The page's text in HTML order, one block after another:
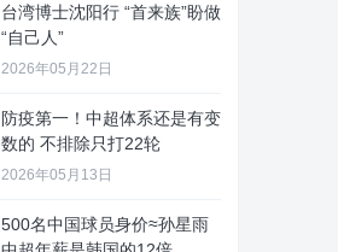
台湾博士沈阳行 “首来族”盼做
“自己人”
2026年05月22日
防疫第一！中超体系还是有变
数的 不排除只打22轮
2026年05月13日
500名中国球员身价≈孙星雨